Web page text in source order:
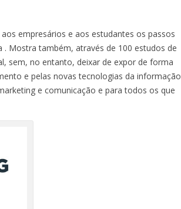
empresários e aos estudantes os passos
. Mostra também, através de 100 estudos de
sem, no entanto, deixar de expor de forma
e pelas novas tecnologias da informação
e comunicação e para todos os que